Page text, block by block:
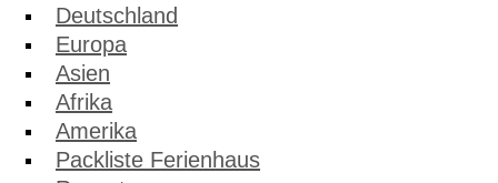
Deutschland
Europa
Asien
Afrika
Amerika
Packliste Ferienhaus